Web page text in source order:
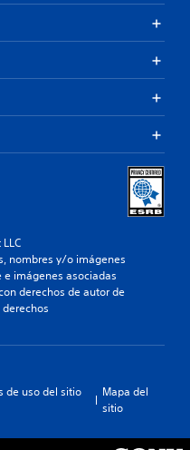
nombres y/o imágenes
imágenes asociadas
derechos de autor de
de uso del sitio
Mapa del
sitio